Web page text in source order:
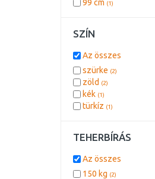
99 cm (1)
SZÍN
Az összes
szürke (2)
zöld (2)
kék (1)
türkíz (1)
TEHERBÍRÁS
Az összes
150 kg (2)